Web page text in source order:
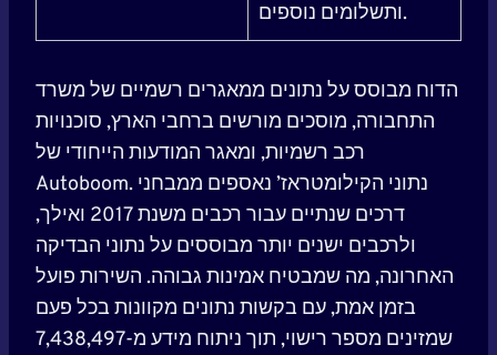
ותשלומים נוספים.
הדוח מבוסס על נתונים ממאגרים רשמיים של משרד
התחבורה, מוסכים מורשים ברחבי הארץ, סוכנויות
רכב רשמיות, ומאגר המודעות הייחודי של
Autoboom. נתוני הקילומטראז’ נאספים ממבחני
דרכים שנתיים עבור רכבים משנת 2017 ואילך,
ולרכבים ישנים יותר מבוססים על נתוני הבדיקה
האחרונה, מה שמבטיח אמינות גבוהה. השירות פועל
בזמן אמת, עם בקשות נתונים מקוונות בכל פעם
שמזינים מספר רישוי, תוך ניתוח מידע מ-7,438,497